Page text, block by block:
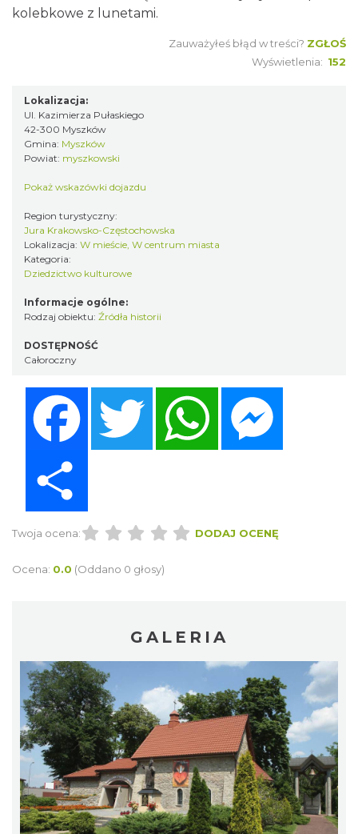
kolebkowe z lunetami.
Zauważyłeś błąd w treści? ZGŁOŚ
Wyświetlenia: 152
Lokalizacja:
Ul. Kazimierza Pułaskiego
42-300 Myszków
Gmina: Myszków
Powiat: myszkowski
Pokaż wskazówki dojazdu
Region turystyczny:
Jura Krakowsko-Częstochowska
Lokalizacja: W mieście, W centrum miasta
Kategoria:
Dziedzictwo kulturowe
Informacje ogólne:
Rodzaj obiektu: Źródła historii
DOSTĘPNOŚĆ
Całoroczny
Twitter WhatsApp
Twoja ocena: DODAJ OCENĘ
Ocena: 0.0 (Oddano 0 głosy)
GALERIA